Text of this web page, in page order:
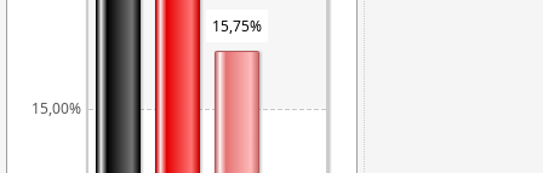
15,00%
15,75%